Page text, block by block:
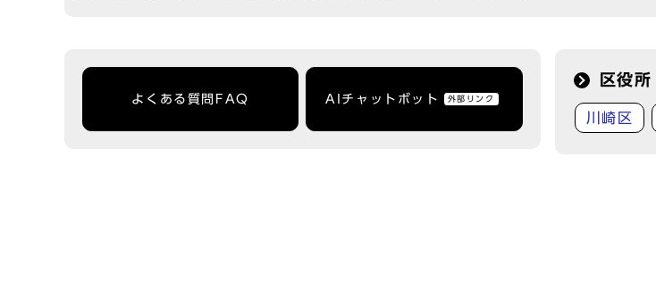
よくある質問FAQ AIチャットボット 外部リンク
区役所
川崎区